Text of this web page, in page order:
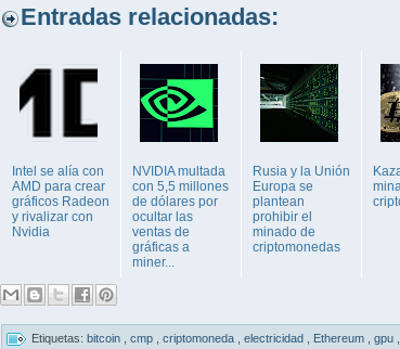
Entradas relacionadas:
Intel se alía con
AMD para crear
gráficos Radeon
y rivalizar con
Nvidia
NVIDIA multada
con 5,5 millones
de dólares por
ocultar las
ventas de
gráficas a
miner...
Rusia y la Unión
Europa se
plantean
prohibir el
minado de
criptomonedas
Etiquetas: bitcoin cmp criptomoneda electricidad Ethereum gpu